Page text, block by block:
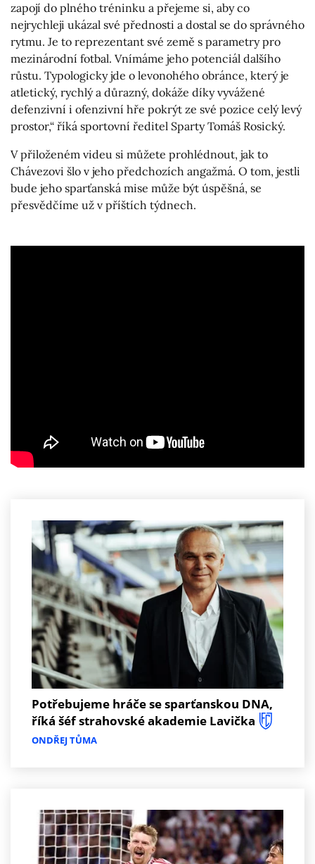
zapojí do plného tréninku a přejeme si, aby co
nejrychleji ukázal své přednosti a dostal se do správného
rytmu. Je to reprezentant své země s parametry pro
mezinárodní fotbal. Vnímáme jeho potenciál dalšího
růstu. Typologicky jde o levonohého obránce, který je
atletický, rychlý a důrazný, dokáže díky vyvážené
defenzivní i ofenzivní hře pokrýt ze své pozice celý levý
prostor,“ říká sportovní ředitel Sparty Tomáš Rosický.
V přiloženém videu si můžete prohlédnout, jak to
Chávezovi šlo v jeho předchozích angažmá. O tom, jestli
bude jeho sparťanská mise může být úspěšná, se
přesvědčíme už v příštích týdnech.
Potřebujeme hráče se sparťanskou DNA,
říká šéf strahovské akademie Lavička
ONDŘEJ TŮMA